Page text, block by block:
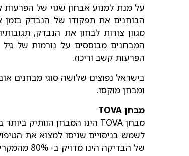
על מנת למנוע אבחון שגוי של הפרעות
הבוחנים את תפקודו של הנבדק בזמן
מגוון צורות לבחון את הנבדק,
המבחנים מבוססים על נורמות של
הפרעות קשב וריכוז.
ומבחן מוקסו.
מבחן TOVA
לשמש בניסויים שניסו למצוא את
של הבדיקה הינו מדויק ב- 80% מהמקרים.